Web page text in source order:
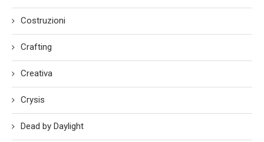
Costruzioni
Crafting
Creativa
Crysis
Dead by Daylight